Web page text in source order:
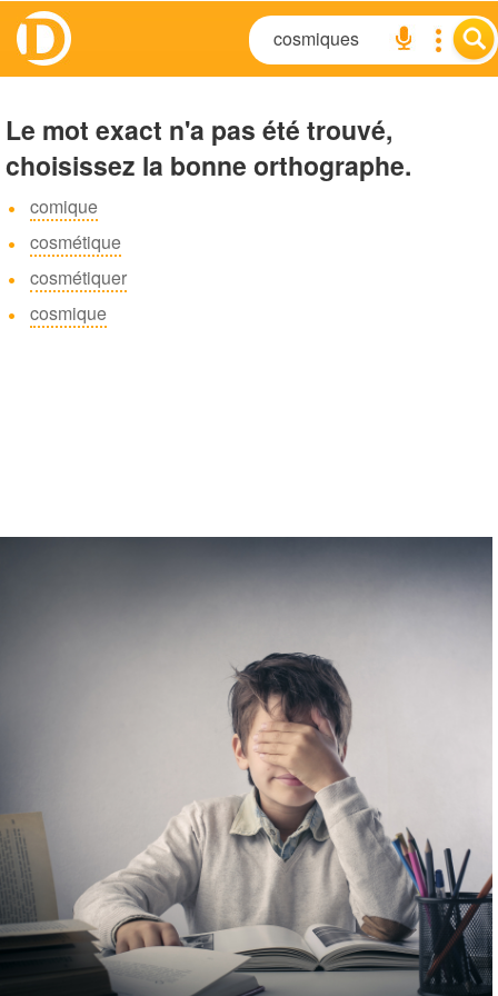
Le mot exact n'a pas été trouvé,
choisissez la bonne orthographe.
comique
cosmétique
cosmétiquer
cosmique